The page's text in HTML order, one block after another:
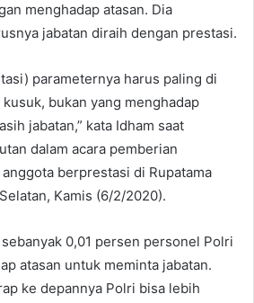
menghadap atasan. Dia
jabatan diraih dengan prestasi.
parameternya harus paling di
bukan yang menghadap
jabatan,” kata Idham saat
dalam acara pemberian
berprestasi di Rupatama
Kamis (6/2/2020).
0,01 persen personel Polri
atasan untuk meminta jabatan.
ke depannya Polri bisa lebih